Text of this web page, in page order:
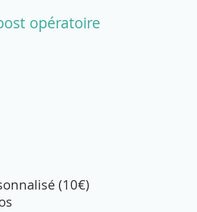
opératoire
(10€)